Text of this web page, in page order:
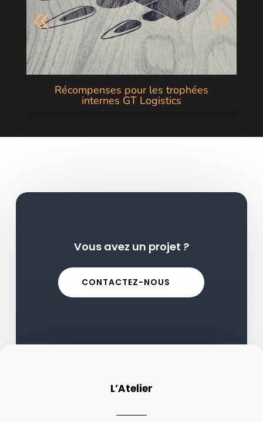
Récompenses pour les trophées
internes GT Logistics
Vous avez un projet ?
CONTACTEZ-NOUS
L’Atelier